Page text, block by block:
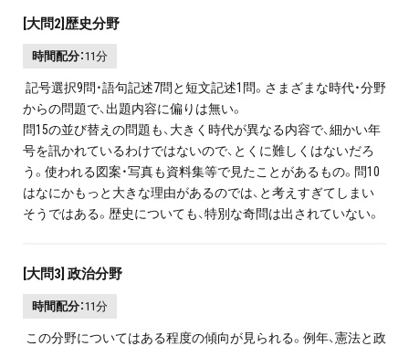
[大問2]歴史分野
時間配分：11分
記号選択9問・語句記述7問と短文記述1問。さまざまな時代・分野
からの問題で、出題内容に偏りは無い。
問15の並び替えの問題も、大きく時代が異なる内容で、細かい年
号を訊かれているわけではないので、とくに難しくはないだろ
う。使われる図案・写真も資料集等で見たことがあるもの。問10
はなにかもっと大きな理由があるのでは、と考えすぎてしまい
そうではある。歴史についても、特別な奇問は出されていない。
[大問3] 政治分野
時間配分：11分
この分野についてはある程度の傾向が見られる。例年、憲法と政